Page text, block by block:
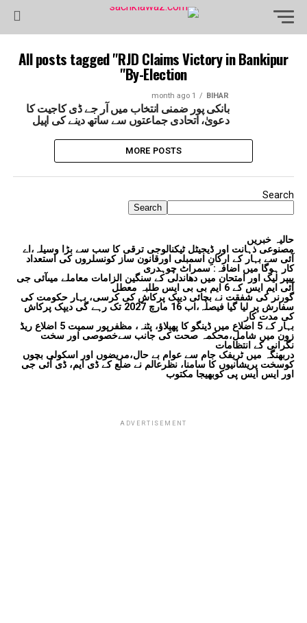
All posts tagged "RJD Claims Victory in Bankipur
By-Election"
BIHAR
1 month ago
بانکی پور ضمنی انتخاب میں آر جے ڈی کاجیت کا
دعویٰ، اتحادی جماعتوں سے ساتھ دینے کی اپیل
MORE POSTS
Search
Search
حالیہ خبریں
مصنوعی ذہانت اور ڈیجیٹل ٹیکنالوجی ترقی کا سب سے بڑا وسیلہ،اے
آئی سے بہار کے ارکانِ اسمبلی اورقانون ساز کونسلروں کی استعداد
کار ہوگا میں اضافہ: سمراٹ چوہدری
پیپر لیک اور امتحان میں دھاندلی کے سنگین الزامات معاملے میںآئی جی
آئی ایم ایس کے 6 ایم بی بی ایس طلبہ معطل
گورنر کی شفقت نے بچائی دیپک پرکاش کی کرسی، بہار حکومت کی
سفارش پر لیا گیا فیصلہ،اب 16 مارچ 2027 تک رہے گی دیپک پرکاش
کی مدت کار
بہار کے 5 اضلاع میں ڈینگو کا پھیلاؤ، پٹنہ، مظفرپور سمیت 5 اضلاع ریڈ
زون میں شامل،محکمہ صحت کی جانب سےخصوصی اور سخت
نگرانی کے انتظامات
دربھنگہ میں ٹریفک جام سے عوام بے حال،مریضوں اور اسکولی بچوں
کوسخت پریشانیوں کا سامنا، نظرعالم نے ضلع کے ڈی ایم، ڈی آئی جی
اور ایس ایس پی کوبھیجا مکتوب
ADVERTISEMENT